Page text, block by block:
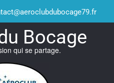
Bocage
qui se partage.